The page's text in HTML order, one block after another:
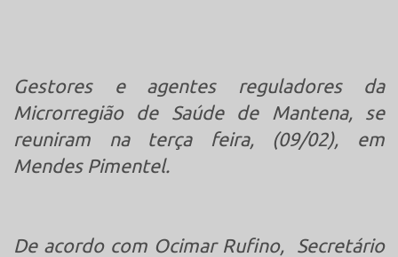
Gestores e agentes reguladores da
Microrregião de Saúde de Mantena, se
reuniram na terça feira, (09/02), em
Mendes Pimentel.
De acordo com Ocimar Rufino, Secretário